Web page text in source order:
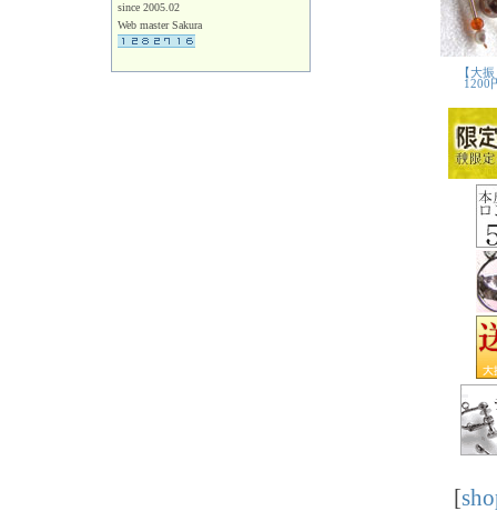
since 2005.02
Web master Sakura
[